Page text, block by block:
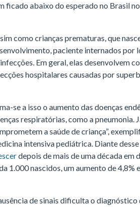
ficado abaixo do esperado no Brasil
como crianças prematuras, que
paciente internados por
Em geral, elas desenvolvem
hospitalares causadas por
se a isso o aumento das doenças
respiratórias, como a pneumonia.
a saúde de criança”,
intensiva pediátrica. Diante
depois de mais de uma década
1.000 nascidos, um aumento de 4,8%
de sinais dificulta o